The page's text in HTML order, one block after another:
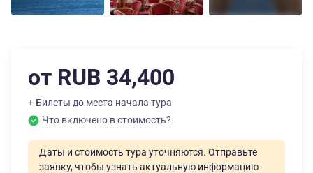
от RUB 34,400
+ Билеты до места начала тура
Что включено в стоимость?
Даты и стоимость тура уточняются. Отправьте
заявку, чтобы узнать актуальную информацию